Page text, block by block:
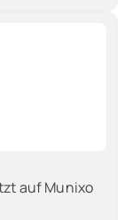
auf Munixo